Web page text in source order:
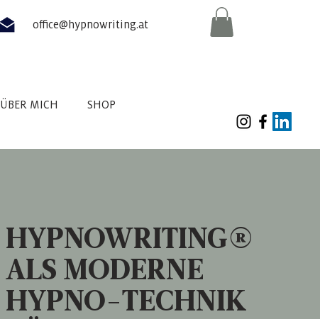
office@hypnowriting.at
ÜBER MICH SHOP
HYPNOWRITING®
ALS MODERNE
HYPNO-TECHNIK